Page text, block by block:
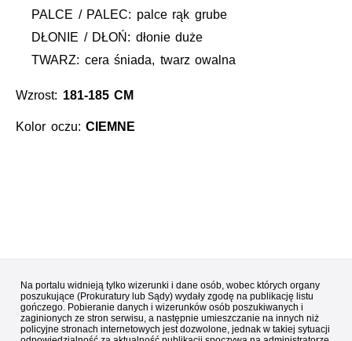
PALCE / PALEC: palce rąk grube
DŁONIE / DŁOŃ: dłonie duże
TWARZ: cera śniada, twarz owalna
Wzrost: 181-185 CM
Kolor oczu:CIEMNE
Na portalu widnieją tylko wizerunki i dane osób, wobec których organy
poszukujące (Prokuratury lub Sądy) wydały zgodę na publikację listu
gończego. Pobieranie danych i wizerunków osób poszukiwanych i
zaginionych ze stron serwisu, a następnie umieszczanie na innych niż
policyjne stronach internetowych jest dozwolone, jednak w takiej sytuacji